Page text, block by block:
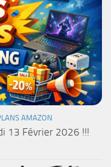
AMAZON
13 Février 2026 !!!